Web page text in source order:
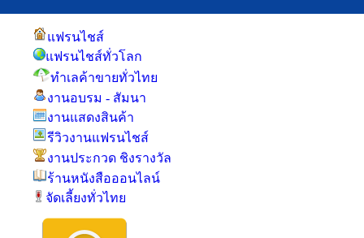
แฟรนไชส์
แฟรนไชส์ทั่วโลก
ทำเลค้าขายทั่วไทย
งานอบรม - สัมนา
งานแสดงสินค้า
รีวิวงานแฟรนไชส์
งานประกวด ชิงรางวัล
ร้านหนังสือออนไลน์
จัดเลี้ยงทั่วไทย